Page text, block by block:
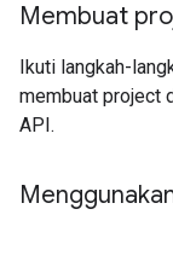
Membuat
Ikuti langkah-
membuat project
API.